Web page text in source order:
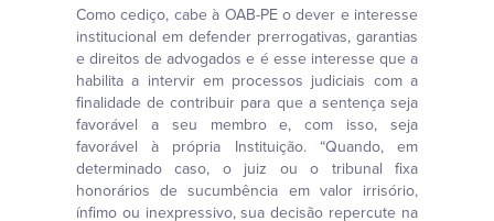
Como cediço, cabe à OAB-PE o dever e interesse
institucional em defender prerrogativas, garantias
e direitos de advogados e é esse interesse que a
habilita a intervir em processos judiciais com a
finalidade de contribuir para que a sentença seja
favorável a seu membro e, com isso, seja
favorável à própria Instituição. “Quando, em
determinado caso, o juiz ou o tribunal fixa
honorários de sucumbência em valor irrisório,
ínfimo ou inexpressivo, sua decisão repercute na